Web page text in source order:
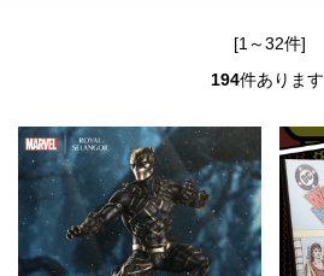
[1～32件]
194件あります